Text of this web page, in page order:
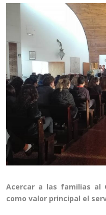
Acercar a las familias al
como valor principal el